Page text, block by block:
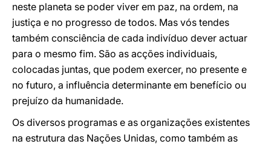
neste planeta se poder viver em paz, na ordem, na
justiça e no progresso de todos. Mas vós tendes
também consciência de cada indivíduo dever actuar
para o mesmo fim. São as acções individuais,
colocadas juntas, que podem exercer, no presente e
no futuro, a influência determinante em benefício ou
prejuízo da humanidade.
Os diversos programas e as organizações existentes
na estrutura das Nações Unidas, como também as